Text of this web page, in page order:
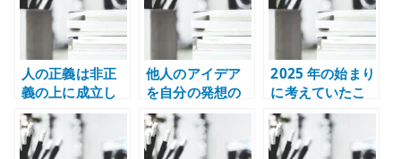
人の正義は非正
義の上に成立し
ている – 正しさ
の足元を見る
他人のアイデア
を自分の発想の
ように語る人た
ち – 思考の因果
を失う危うさ
2025 年の始まり
に考えていたこ
と – 不安定な時
代に足元を整え
る